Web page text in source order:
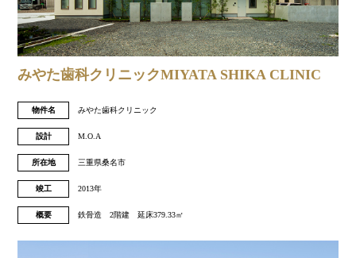
みやた歯科クリニックMIYATA SHIKA CLINIC
物件名 みやた歯科クリニック
設計 M.O.A
所在地 三重県桑名市
竣工 2013年
概要 鉄骨造 2階建 延床379.33㎡